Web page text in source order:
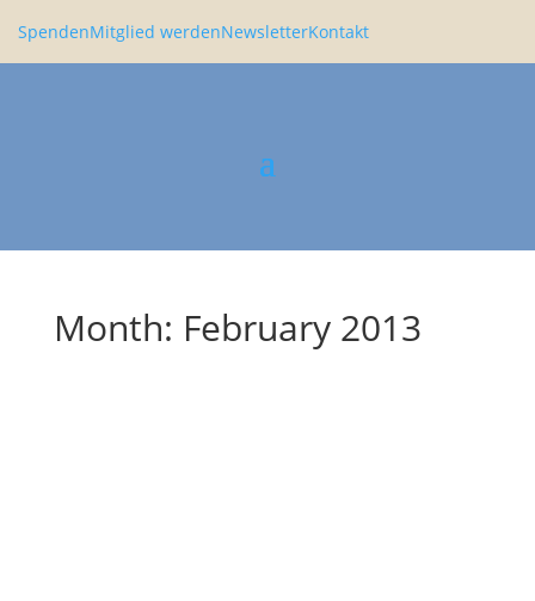
SpendenMitglied werdenNewsletterKontakt
Month: February 2013